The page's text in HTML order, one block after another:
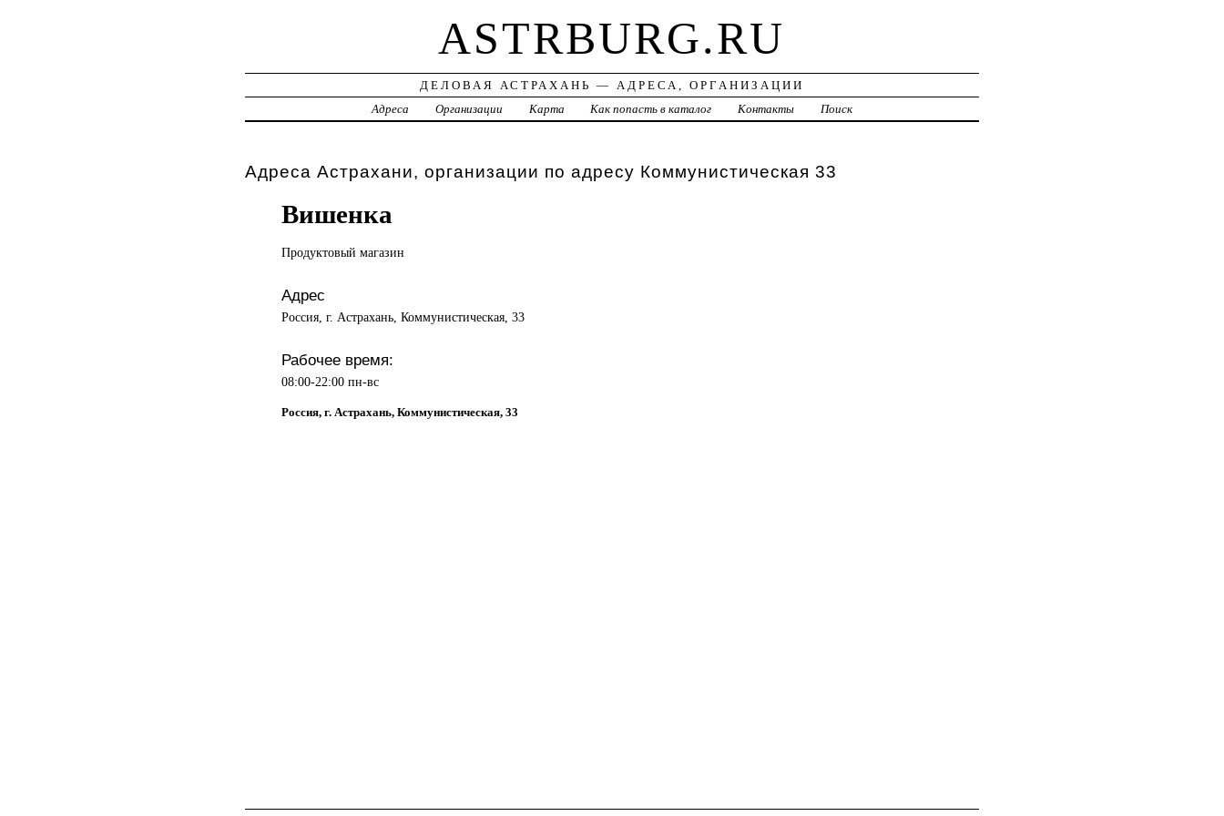
ASTRBURG.RU
ДЕЛОВАЯ АСТРАХАНЬ — АДРЕСА, ОРГАНИЗАЦИИ
Адреса
Организации Карта Как попасть в каталог Контакты Поиск
Адреса Астрахани, организации по адресу Коммунистическая 33
Вишенка
Продуктовый магазин
Адрес
Россия, г. Астрахань, Коммунистическая, 33
Рабочее время:
08:00-22:00 пн-вс
Россия, г. Астрахань, Коммунистическая, 33